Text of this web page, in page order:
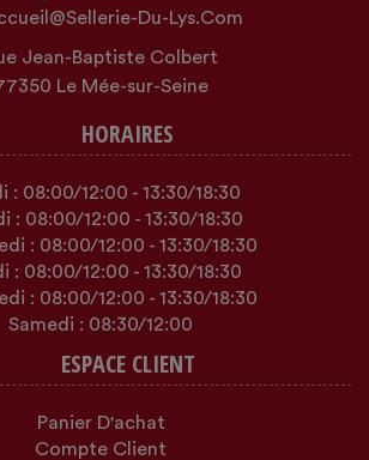
Du-Lys.com
Jean-Baptiste Colbert
Le Mée-sur-Seine
HORAIRES
: 08:00/12:00 - 13:30/18:30
: 08:00/12:00 - 13:30/18:30
: 08:00/12:00 - 13:30/18:30
: 08:00/12:00 - 13:30/18:30
: 08:00/12:00 - 13:30/18:30
Samedi : 08:30/12:00
ESPACE CLIENT
Panier D'achat
Compte Client